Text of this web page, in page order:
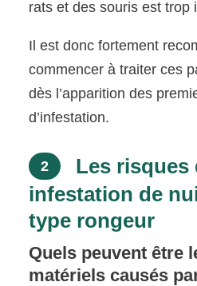
rats et des souris est trop
Il est donc fortement
commencer à traiter ces
dès l’apparition des
d’infestation.
2
Les risques
infestation de
type rongeur
Quels peuvent être
matériels causés